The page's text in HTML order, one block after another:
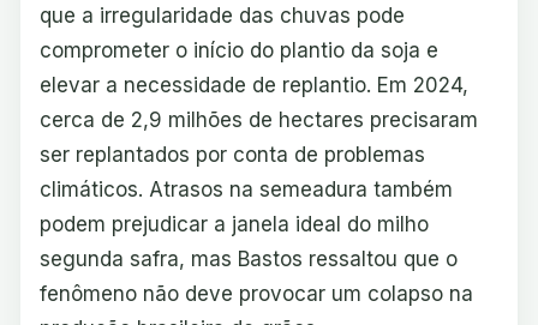
que a irregularidade das chuvas pode
comprometer o início do plantio da soja e
elevar a necessidade de replantio. Em 2024,
cerca de 2,9 milhões de hectares precisaram
ser replantados por conta de problemas
climáticos. Atrasos na semeadura também
podem prejudicar a janela ideal do milho
segunda safra, mas Bastos ressaltou que o
fenômeno não deve provocar um colapso na